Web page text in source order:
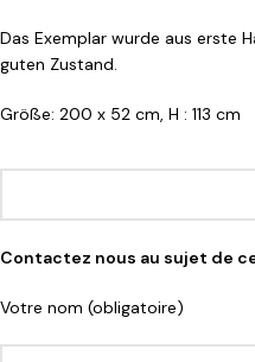
Das Exemplar wurde aus erste
guten Zustand.
Größe: 200 x 52 cm, H : 113 cm
Contactez nous au sujet de
Votre nom (obligatoire)